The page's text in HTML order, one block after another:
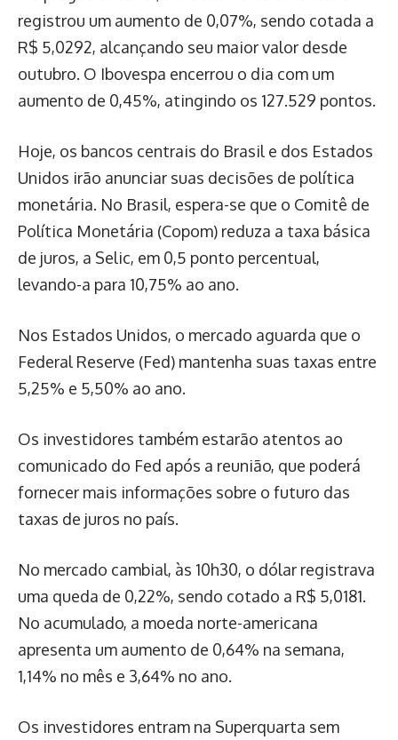
registrou um aumento de 0,07%, sendo cotada a
R$ 5,0292, alcançando seu maior valor desde
outubro. O Ibovespa encerrou o dia com um
aumento de 0,45%, atingindo os 127.529 pontos.
Hoje, os bancos centrais do Brasil e dos Estados
Unidos irão anunciar suas decisões de política
monetária. No Brasil, espera-se que o Comitê de
Política Monetária (Copom) reduza a taxa básica
de juros, a Selic, em 0,5 ponto percentual,
levando-a para 10,75% ao ano.
Nos Estados Unidos, o mercado aguarda que o
Federal Reserve (Fed) mantenha suas taxas entre
5,25% e 5,50% ao ano.
Os investidores também estarão atentos ao
comunicado do Fed após a reunião, que poderá
fornecer mais informações sobre o futuro das
taxas de juros no país.
No mercado cambial, às 10h30, o dólar registrava
uma queda de 0,22%, sendo cotado a R$ 5,0181.
No acumulado, a moeda norte-americana
apresenta um aumento de 0,64% na semana,
1,14% no mês e 3,64% no ano.
Os investidores entram na Superquarta sem